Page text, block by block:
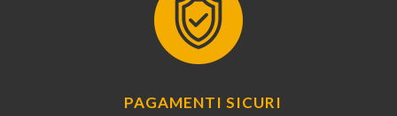
PAGAMENTI SICURI